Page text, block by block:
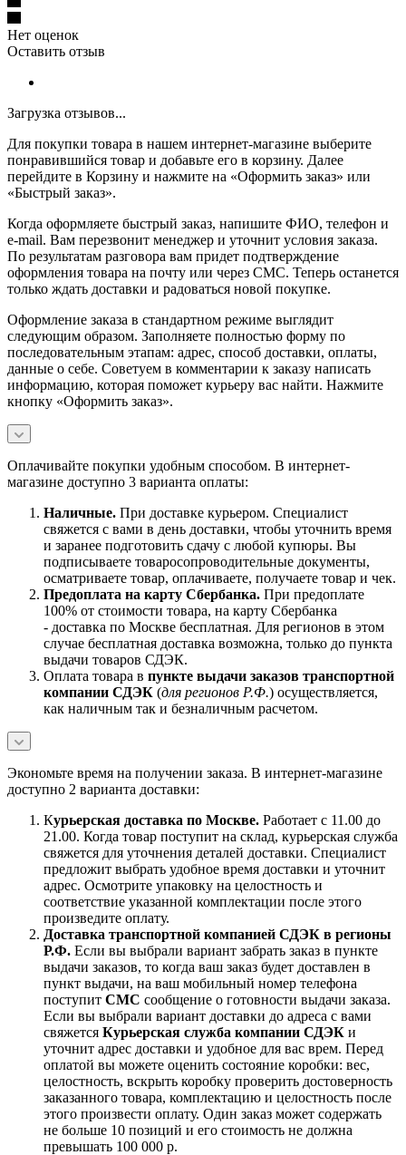
Нет оценок
Оставить отзыв
Загрузка отзывов...
Для покупки товара в нашем интернет-магазине выберите
понравившийся товар и добавьте его в корзину. Далее
перейдите в Корзину и нажмите на «Оформить заказ» или
«Быстрый заказ».
Когда оформляете быстрый заказ, напишите ФИО, телефон и
e-mail. Вам перезвонит менеджер и уточнит условия заказа.
По результатам разговора вам придет подтверждение
оформления товара на почту или через СМС. Теперь останется
только ждать доставки и радоваться новой покупке.
Оформление заказа в стандартном режиме выглядит
следующим образом. Заполняете полностью форму по
последовательным этапам: адрес, способ доставки, оплаты,
данные о себе. Советуем в комментарии к заказу написать
информацию, которая поможет курьеру вас найти. Нажмите
кнопку «Оформить заказ».
Оплачивайте покупки удобным способом. В интернет-
магазине доступно 3 варианта оплаты:
Наличные. При доставке курьером. Специалист
свяжется с вами в день доставки, чтобы уточнить время
и заранее подготовить сдачу с любой купюры. Вы
подписываете товаросопроводительные документы,
осматриваете товар, оплачиваете, получаете товар и чек.
Предоплата на карту Сбербанка. При предоплате
100% от стоимости товара, на карту Сбербанка
- доставка по Москве бесплатная. Для регионов в этом
случае бесплатная доставка возможна, только до пункта
выдачи товаров СДЭК.
Оплата товара в пункте выдачи заказов транспортной
компании СДЭК (для регионов Р.Ф.) осуществляется,
как наличным так и безналичным расчетом.
Экономьте время на получении заказа. В интернет-магазине
доступно 2 варианта доставки:
Курьерская доставка по Москве. Работает с 11.00 до
21.00. Когда товар поступит на склад, курьерская служба
свяжется для уточнения деталей доставки. Специалист
предложит выбрать удобное время доставки и уточнит
адрес. Осмотрите упаковку на целостность и
соответствие указанной комплектации после этого
произведите оплату.
Доставка транспортной компанией СДЭК в регионы
Р.Ф. Если вы выбрали вариант забрать заказ в пункте
выдачи заказов, то когда ваш заказ будет доставлен в
пункт выдачи, на ваш мобильный номер телефона
поступит СМС сообщение о готовности выдачи заказа.
Если вы выбрали вариант доставки до адреса с вами
свяжется Курьерская служба компании СДЭК и
уточнит адрес доставки и удобное для вас врем. Перед
оплатой вы можете оценить состояние коробки: вес,
целостность, вскрыть коробку проверить достоверность
заказанного товара, комплектацию и целостность после
этого произвести оплату. Один заказ может содержать
не больше 10 позиций и его стоимость не должна
превышать 100 000 р.